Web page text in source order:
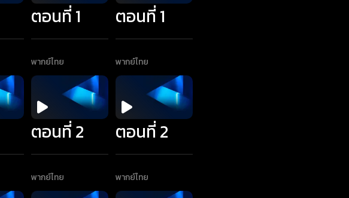
ตอนที่ 1
พากย์ไทย
ตอนที่ 1
พากย์ไทย
ตอนที่ 2
พากย์ไทย
ตอนที่ 2
พากย์ไทย